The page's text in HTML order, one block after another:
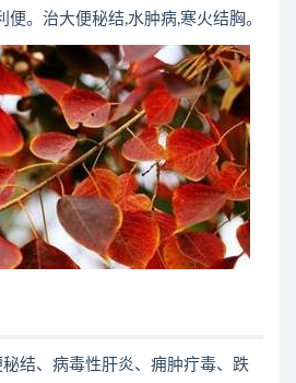
。治大便秘结,水肿病,寒火结胸。
结、病毒性肝炎、痈肿疔毒、跌